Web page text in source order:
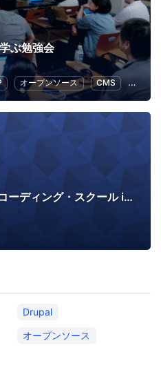
ぶ勉強会
オープンソース CMS Drupal
クリエイティブ・コーディング・スクール in さっぽろ
Drupal
オープンソース